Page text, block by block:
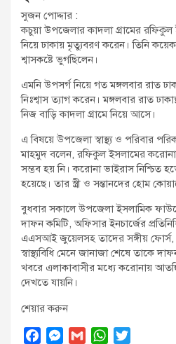
t
:
সুজন পোদ্দার :
কচুয়া উপজেলার কাদলা গ্রামের
নিয়ে ঢাকায় মৃত্যুবরণ করেন। তিনি
শ্বাসকষ্টে ভুগছিলেন।
এমনি উপসর্গ নিয়ে গত মঙ্গলবার রাত
নিঃশ্বাস ত্যাগ করেন। মঙ্গলবার রাত
নিজ বাড়ি কাদলা গ্রামে নিয়ে আসে।
এ বিষয়ে উপজেলা স্বাস্থ্য ও পরিবার
মাহমুদ বলেন, রফিকুল ইসলামের করোনা
সম্ভব হয় নি। করোনা ভাইরাস নিশ্চিত
হয়েছে। তার স্ত্রী ও সন্তানদের হোম
বুধবার সকালে উপজেলা ইসলামিক
দাফন কমিটি, অফিসার ইনচার্জের
এএসআই জুয়েলসহ তাদের সঙ্গীয় ফোর্স,
স্বাস্থ্যবিধি মেনে জানাজা শেষে তাকে
খবরে এলাকাবাসীর মধ্যে করোনায়
দেখতে যায়নি।
শেয়ার করুন
M
G
W